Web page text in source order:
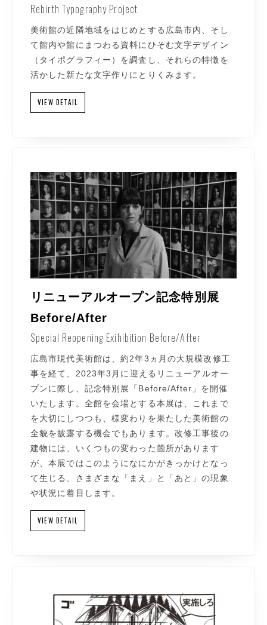
Rebirth Typography Project
美術館の近隣地域をはじめとする広島市内、そし
て館内や館にまつわる資料にひそむ文字デザイン
（タイポグラフィー）を調査し、それらの特徴を
活かした新たな文字作りにとりくみます。
VIEW DETAIL
リニューアルオープン記念特別展
Before/After
Special Reopening Exihibition Before/After
広島市現代美術館は、約2年3ヵ月の大規模改修工
事を経て、2023年3月に迎えるリニューアルオー
プンに際し、記念特別展「Before/After」を開催
いたします。全館を会場とする本展は、これまで
を大切にしつつも、様変わりを果たした美術館の
全貌を披露する機会でもあります。改修工事後の
建物には、いくつもの変わった箇所があります
が、本展ではこのようになにかがきっかけとなっ
て生じる、さまざまな「まえ」と「あと」の現象
や状況に着目します。
VIEW DETAIL